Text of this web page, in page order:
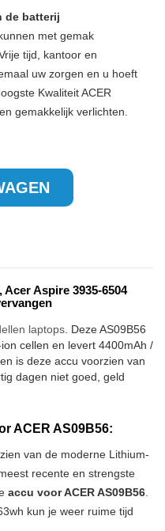
de batterij
met gemak
tijd, kantoor en
uw zorgen en u hoeft
Kwaliteit ACER
gemakkelijk verlichten.
Acer Aspire 3935-6504
laptops . Deze AS09B56
cellen en levert 4400mAh /
is deze accu voorzien van
dagen niet goed, geld
ACER AS09B56:
van de moderne Lithium-
recente en strengste
accu voor ACER AS09B56
kun je weer ruime tijd